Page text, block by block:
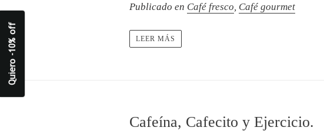
Publicado en Café fresco Café gourmet
LEER MÁS
Cafeína, Cafecito y Ejercicio.
Quiero -10% off